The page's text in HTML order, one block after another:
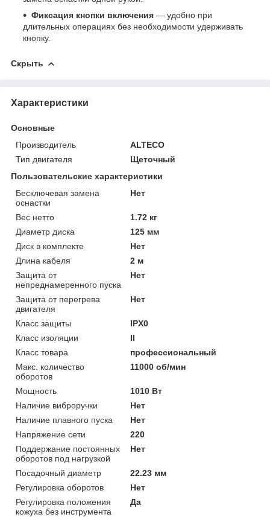
Фиксация кнопки включения — удобно при
длительных операциях без необходимости удерживать
кнопку.
Скрыть
Характеристики
Основные
Производитель
ALTECO
Тип двигателя
Щеточный
Пользовательские характеристики
Бесключевая замена
оснастки
Нет
Вес нетто
1.72 кг
Диаметр диска
125 мм
Диск в комплекте
Нет
Длина кабеля
2 м
Защита от
непреднамеренного пуска
Нет
Защита от перегрева
двигателя
Нет
Класс защиты
IPX0
Класс изоляции
II
Класс товара
профессиональный
Макс. количество
оборотов
11000 об/мин
Мощность
1010 Вт
Наличие виброручки
Нет
Наличие плавного пуска
Нет
Напряжение сети
220
Поддержание постоянных
оборотов под нагрузкой
Нет
Посадочный диаметр
22.23 мм
Регулировка оборотов
Нет
Регулировка положения
кожуха без инструмента
Да